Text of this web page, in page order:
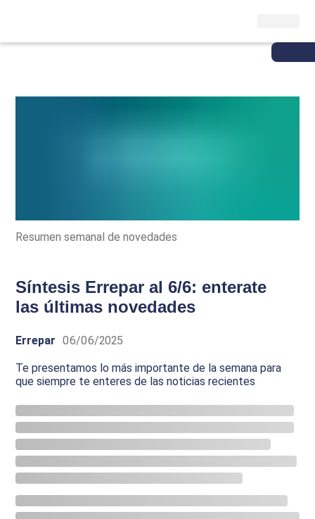
Resumen semanal de novedades
Síntesis Errepar al 6/6: enterate
las últimas novedades
Errepar 06/06/2025
Te presentamos lo más importante de la semana para
que siempre te enteres de las noticias recientes